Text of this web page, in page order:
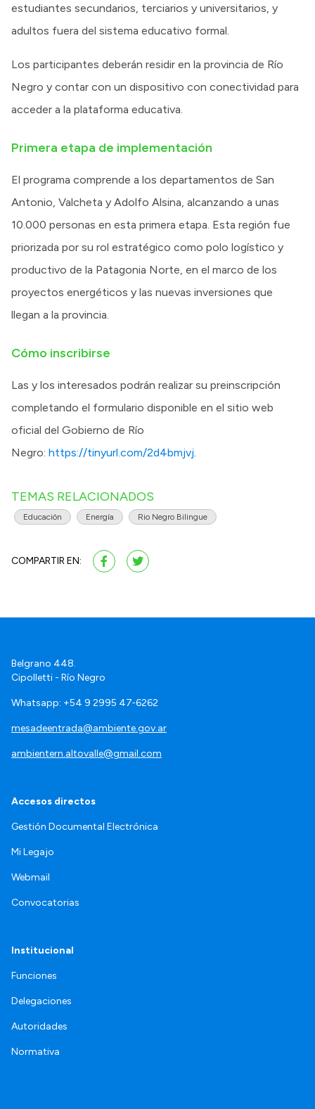
estudiantes secundarios, terciarios y universitarios, y
adultos fuera del sistema educativo formal.
Los participantes deberán residir en la provincia de Río
Negro y contar con un dispositivo con conectividad para
acceder a la plataforma educativa.
Primera etapa de implementación
El programa comprende a los departamentos de San
Antonio, Valcheta y Adolfo Alsina, alcanzando a unas
10.000 personas en esta primera etapa. Esta región fue
priorizada por su rol estratégico como polo logístico y
productivo de la Patagonia Norte, en el marco de los
proyectos energéticos y las nuevas inversiones que
llegan a la provincia.
Cómo inscribirse
Las y los interesados podrán realizar su preinscripción
completando el formulario disponible en el sitio web
oficial del Gobierno de Río
Negro: https://tinyurl.com/2d4bmjvj
TEMAS RELACIONADOS
Educación Energía Rio Negro Bilingue
COMPARTIR EN:
Belgrano 448.
Cipolletti - Río Negro
Whatsapp: +54 9 2995 47‑6262
mesadeentrada@ambiente.gov.ar
ambientern.altovalle@gmail.com
Accesos directos
Gestión Documental Electrónica
Mi Legajo
Webmail
Convocatorias
Institucional
Funciones
Delegaciones
Autoridades
Normativa